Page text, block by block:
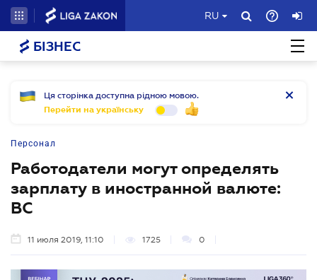
RU
БІЗНЕС
Ця сторінка доступна рідною мовою.
Перейти на українську
Персонал
Работодатели могут определять
зарплату в иностранной валюте:
ВС
11 июля 2019, 11:10 1725 0